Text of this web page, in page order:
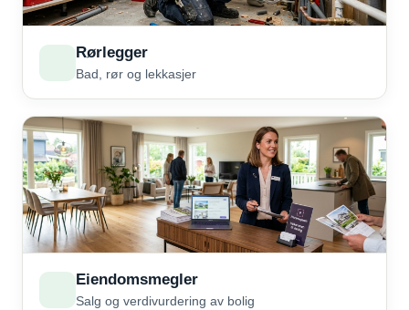
Rørlegger
Bad, rør og lekkasjer
Eiendomsmegler
Salg og verdivurdering av bolig